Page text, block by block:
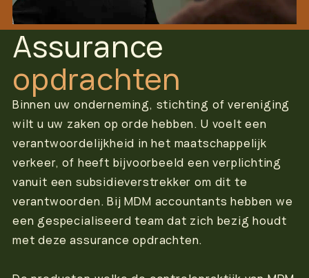
Assurance
opdrachten
Binnen uw onderneming, stichting of vereniging
wilt u uw zaken op orde hebben. U voelt een
verantwoordelijkheid in het maatschappelijk
verkeer, of heeft bijvoorbeeld een verplichting
vanuit een subsidieverstrekker om dit te
verantwoorden. Bij MDM accountants hebben we
een gespecialiseerd team dat zich bezig houdt
met deze assurance opdrachten.